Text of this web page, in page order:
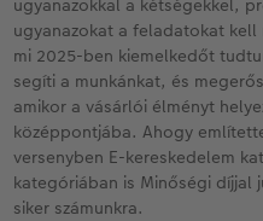
ugyanazokat a feladatokat
mi 2025-ben kiemelkedőt
segíti a munkánkat, és
amikor a vásárlói élményt
középpontjába. Ahogy
versenyben E-kereskedelem
kategóriában is Minőségi díjjal
siker számunkra.